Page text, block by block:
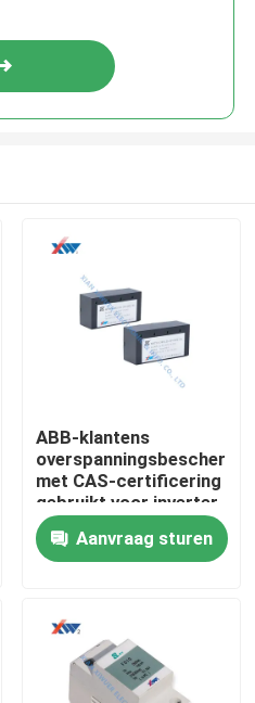
ABB-klantens
met CAS-certificering
gebruikt voor inverter
Aanvraag sturen